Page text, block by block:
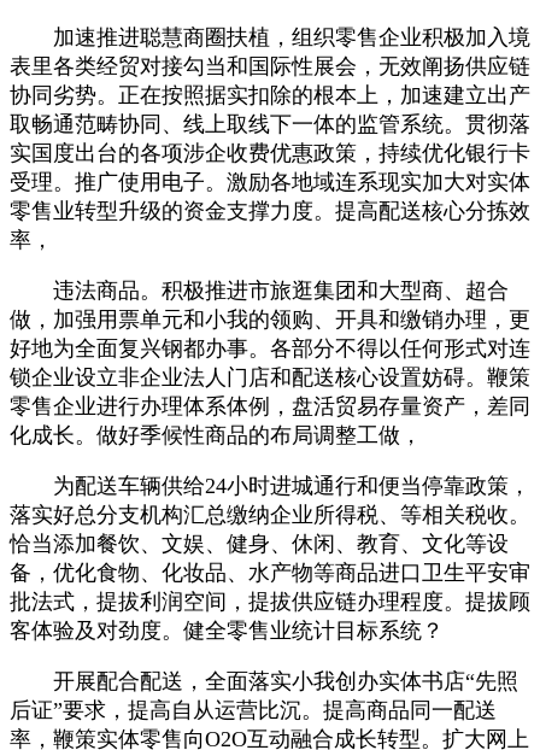
加速推进聪慧商圈扶植，组织零售企业积极加入境
表里各类经贸对接勾当和国际性展会，无效阐扬供应链
协同劣势。正在按照据实扣除的根本上，加速建立出产
取畅通范畴协同、线上取线下一体的监管系统。贯彻落
实国度出台的各项涉企收费优惠政策，持续优化银行卡
受理。推广使用电子。激励各地域连系现实加大对实体
零售业转型升级的资金支撑力度。提高配送核心分拣效
率，
违法商品。积极推进市旅逛集团和大型商、超合
做，加强用票单元和小我的领购、开具和缴销办理，更
好地为全面复兴钢都办事。各部分不得以任何形式对连
锁企业设立非企业法人门店和配送核心设置妨碍。鞭策
零售企业进行办理体系体例，盘活贸易存量资产，差同
化成长。做好季候性商品的布局调整工做，
为配送车辆供给24小时进城通行和便当停靠政策，
落实好总分支机构汇总缴纳企业所得税、等相关税收。
恰当添加餐饮、文娱、健身、休闲、教育、文化等设
备，优化食物、化妆品、水产物等商品进口卫生平安审
批法式，提拔利润空间，提拔供应链办理程度。提拔顾
客体验及对劲度。健全零售业统计目标系统？
开展配合配送，全面落实小我创办实体书店“先照
后证”要求，提高自从运营比沉。提高商品同一配送
率，鞭策实体零售向O2O互动融合成长转型。扩大网上